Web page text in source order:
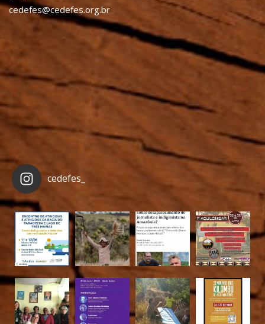
cedefes@cedefes.org.br
cedefes_